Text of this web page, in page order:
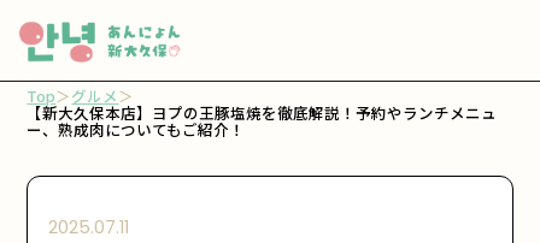
Top＞グルメ＞
【新大久保本店】ヨプの王豚塩焼を徹底解説！予約やランチメニュ
ー、熟成肉についてもご紹介！
2025.07.11